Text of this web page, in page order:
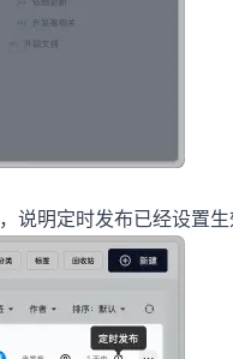
，说明定时发布已经设置